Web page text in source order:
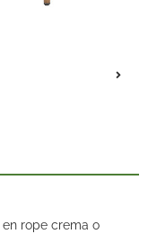
rope crema o